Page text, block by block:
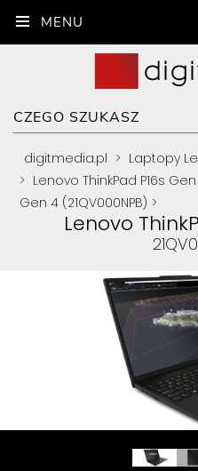
digitmedia.pl > Laptopy
> Lenovo ThinkPad P16s
Gen 4 (21QV000NPB) >
Lenovo